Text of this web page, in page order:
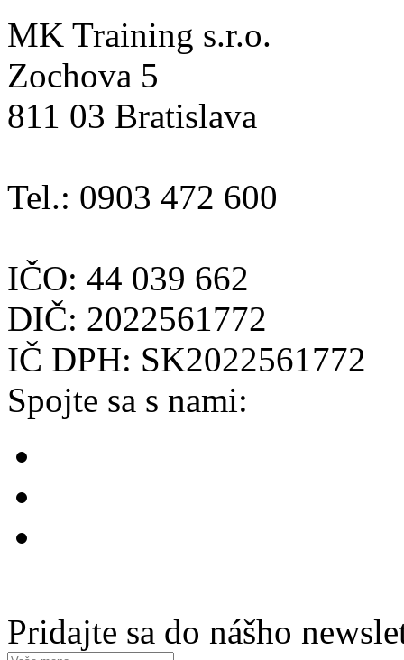
MK Training s.r.o.
Zochova 5
811 03 Bratislava
Tel.: 0903 472 600
IČO: 44 039 662
DIČ: 2022561772
IČ DPH: SK2022561772
Spojte sa s nami:
Pridajte sa do nášho